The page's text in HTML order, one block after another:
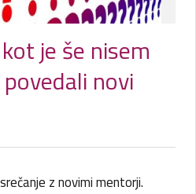
je še nisem
novi
z novimi mentorji.